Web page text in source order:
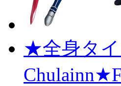
★全身タイ